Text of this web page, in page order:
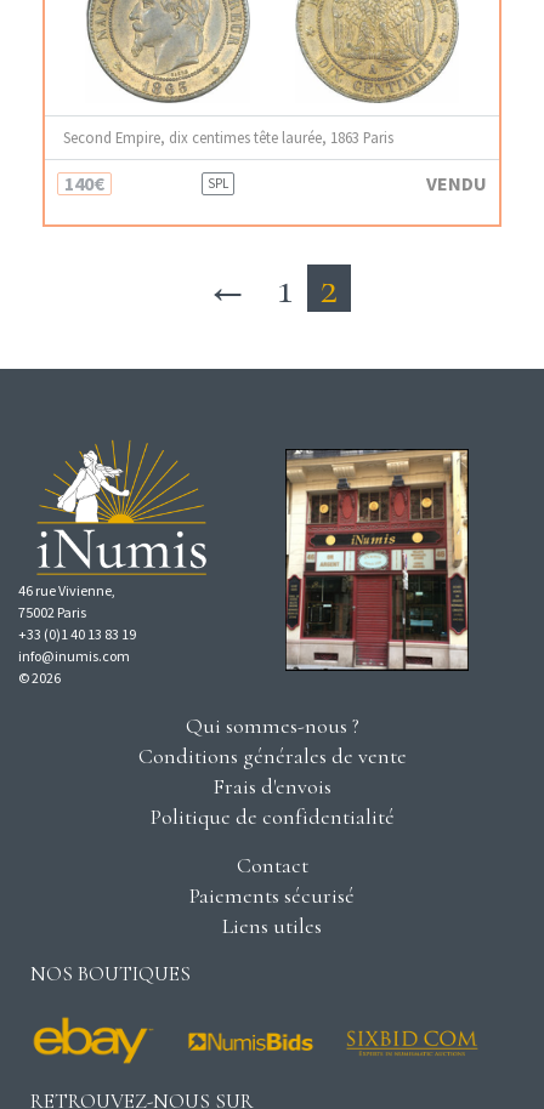
Second Empire, dix centimes tête laurée, 1863 Paris
140€ SPL VENDU
← 1 2
46 rue Vivienne,
75002 Paris
+33 (0)1 40 13 83 19
info@inumis.com
© 2026
Qui sommes-nous ?
Conditions générales de vente
Frais d'envois
Politique de confidentialité
Contact
Paiements sécurisé
Liens utiles
NOS BOUTIQUES
RETROUVEZ-NOUS SUR